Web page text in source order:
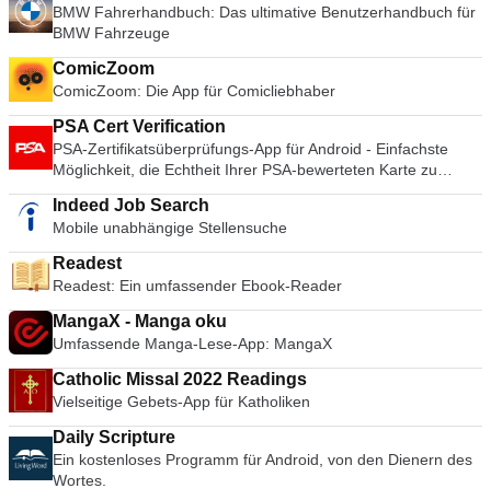
BMW Fahrerhandbuch: Das ultimative Benutzerhandbuch für
BMW Fahrzeuge
ComicZoom
ComicZoom: Die App für Comicliebhaber
PSA Cert Verification
PSA-Zertifikatsüberprüfungs-App für Android - Einfachste
Möglichkeit, die Echtheit Ihrer PSA-bewerteten Karte zu
überprüfen.
Indeed Job Search
Mobile unabhängige Stellensuche
Readest
Readest: Ein umfassender Ebook-Reader
MangaX - Manga oku
Umfassende Manga-Lese-App: MangaX
Catholic Missal 2022 Readings
Vielseitige Gebets-App für Katholiken
Daily Scripture
Ein kostenloses Programm für Android, von den Dienern des
Wortes.